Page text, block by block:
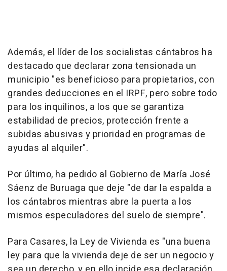
Además, el líder de los socialistas cántabros ha
destacado que declarar zona tensionada un
municipio "es beneficioso para propietarios, con
grandes deducciones en el IRPF, pero sobre todo
para los inquilinos, a los que se garantiza
estabilidad de precios, protección frente a
subidas abusivas y prioridad en programas de
ayudas al alquiler".
Por último, ha pedido al Gobierno de María José
Sáenz de Buruaga que deje "de dar la espalda a
los cántabros mientras abre la puerta a los
mismos especuladores del suelo de siempre".
Para Casares, la Ley de Vivienda es "una buena
ley para que la vivienda deje de ser un negocio y